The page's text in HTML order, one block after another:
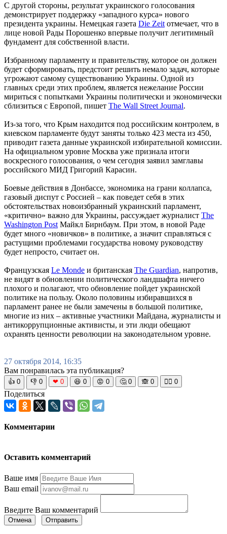
С другой стороны, результат украинского голосования
демонстрирует поддержку «западного курса» нового
президента украины. Немецкая газета Die Zeit отмечает, что в
лице новой Рады Порошенко впервые получит легитимный
фундамент для собственной власти.
Избранному парламенту и правительству, которое он должен
будет сформировать, предстоит решить немало задач, которые
угрожают самому существованию Украины. Одной из
главных среди этих проблем, является нежелание России
мириться с попытками Украины политически и экономически
сблизиться с Европой, пишет The Wall Street Journal.
Из-за того, что Крым находится под российским контролем, в
киевском парламенте будут заняты только 423 места из 450,
приводит газета данные украинской избирательной комиссии.
На официальном уровне Москва уже признала итоги
воскресного голосования, о чем сегодня заявил замглавы
российского МИД Григорий Карасин.
Боевые действия в Донбассе, экономика на грани коллапса,
газовый диспут с Россией – как поведет себя в этих
обстоятельствах новоизбранный украинский парламент,
«критично» важно для Украины, рассуждает журналист The
Washington Post Майкл Бирнбаум. При этом, в новой Раде
будет много «новичков» в политике, а значит справляться с
растущими проблемами государства новому руководству
будет непросто, считает он.
Французская Le Monde и британская The Guardian, напротив,
не видят в обновлении политического ландшафта ничего
плохого и полагают, что обновление пойдет украинской
политике на пользу. Около половины избиравшихся в
парламент ранее не были замечены в большой политике,
многие из них – активные участники Майдана, журналисты и
антикоррупционные активисты, и эти люди обещают
охранять ценности революции на законодательном уровне.
27 октября 2014, 16:35
Вам понравилась эта публикация?
👍 0 👎 0 ❤ 0 😆 0 😡 0 🤔 0 🙈 0 🧘‍♀️ 0
Поделиться
Комментарии
Оставить комментарий
Ваше имя
Ваш email
Введите Ваш комментарий
Отмена Отправить